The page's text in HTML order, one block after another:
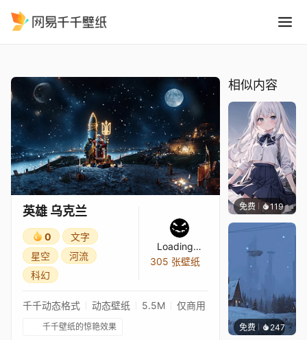
英雄 乌克兰
0
文字
星空
河流
科幻
Loading…
305 张壁纸
千千动态格式 动态壁纸 5.5M 仅商用
千千壁纸的惊艳效果
相似内容
免费 119S37
免费 247